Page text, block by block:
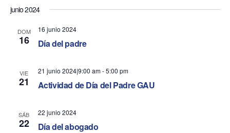
junio 2024
DOM
16
16 junio 2024
Día del padre
VIE
21
21 junio 2024|9:00 am-5:00 pm
Actividad de Día del Padre GAU
SÁB
22
22 junio 2024
Día del abogado